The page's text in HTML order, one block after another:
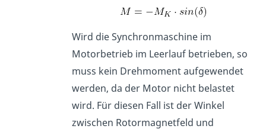
Wird die Synchronmaschine im
Motorbetrieb im Leerlauf betrieben, so
muss kein Drehmoment aufgewendet
werden, da der Motor nicht belastet
wird. Für diesen Fall ist der Winkel
zwischen Rotormagnetfeld und